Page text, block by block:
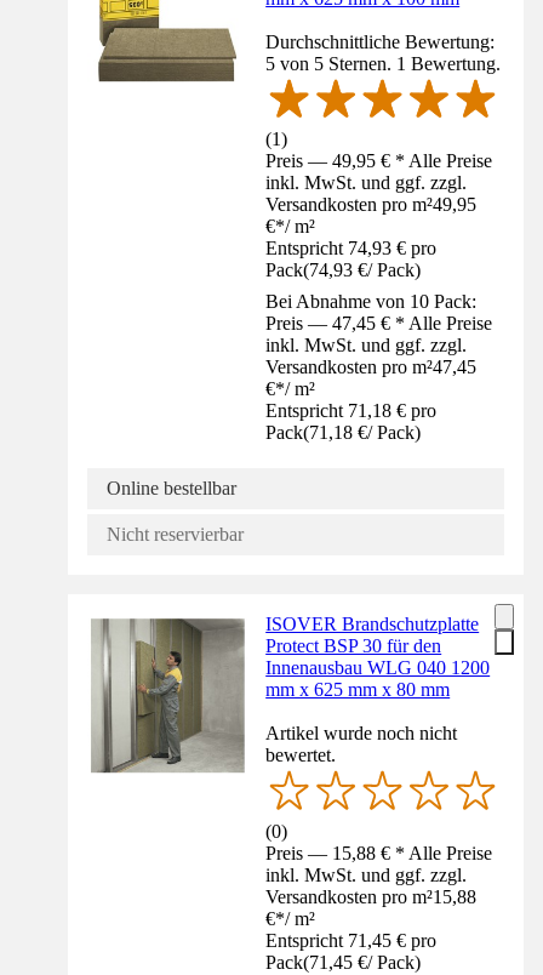
Durchschnittliche Bewertung:
5 von 5 Sternen. 1 Bewertung.
(1)
Preis — 49,95 € * Alle Preise
inkl. MwSt. und ggf. zzgl.
Versandkosten pro m²49,95
€*/ m²
Entspricht 74,93 € pro
Pack(74,93 €/ Pack)
Bei Abnahme von 10 Pack:
Preis — 47,45 € * Alle Preise
inkl. MwSt. und ggf. zzgl.
Versandkosten pro m²47,45
€*/ m²
Entspricht 71,18 € pro
Pack(71,18 €/ Pack)
Online bestellbar
Nicht reservierbar
ISOVER Brandschutzplatte
Protect BSP 30 für den
Innenausbau WLG 040 1200
mm x 625 mm x 80 mm
Artikel wurde noch nicht
bewertet.
(0)
Preis — 15,88 € * Alle Preise
inkl. MwSt. und ggf. zzgl.
Versandkosten pro m²15,88
€*/ m²
Entspricht 71,45 € pro
Pack(71,45 €/ Pack)